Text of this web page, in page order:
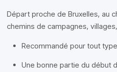
Départ proche de Bruxelles, au
chemins de campagnes,
Recommandé pour tout
Une bonne partie du début